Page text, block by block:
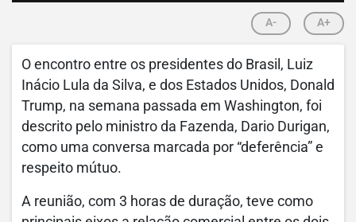
A- A+
O encontro entre os presidentes do Brasil, Luiz
Inácio Lula da Silva, e dos Estados Unidos, Donald
Trump, na semana passada em Washington, foi
descrito pelo ministro da Fazenda, Dario Durigan,
como uma conversa marcada por “deferência” e
respeito mútuo.
A reunião, com 3 horas de duração, teve como